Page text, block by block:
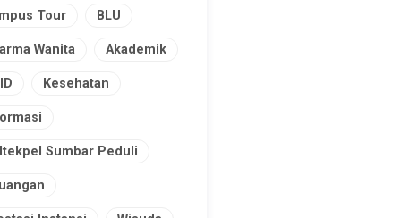
Tour BLU
Wanita Akademik
Kesehatan
Sumbar Peduli